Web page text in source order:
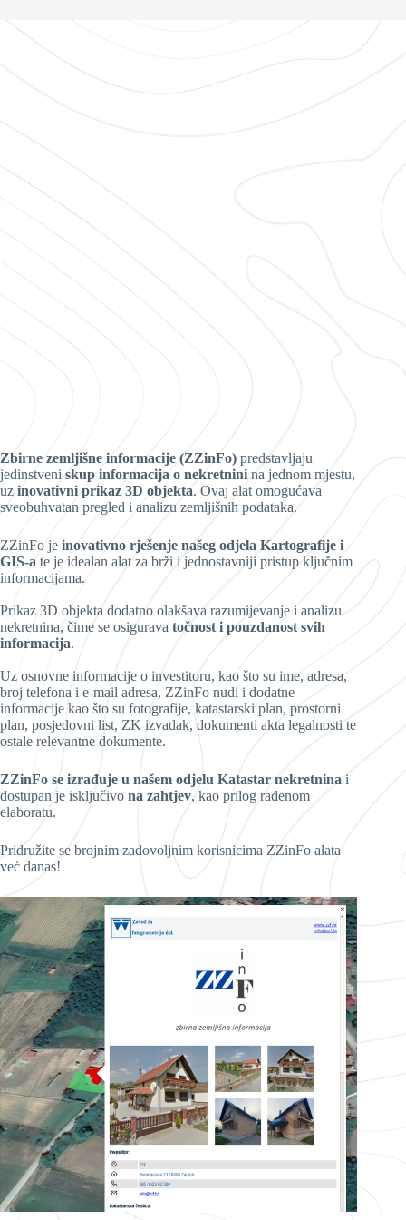
Zbirne zemljišne informacije (ZZinFo) predstavljaju
jedinstveniskup informacija o nekretnini na jednom mjestu,
uzinovativni prikaz 3D objekta. Ovaj alat omogućava
sveobuhvatan pregled i analizu zemljišnih podataka.
ZZinFo je inovativno rješenje našeg odjela Kartografije i
GIS-a te je idealan alat za brži i jednostavniji pristup ključnim
informacijama.
Prikaz 3D objekta dodatno olakšava razumijevanje i analizu
nekretnina, čime se osigurava točnost i pouzdanost svih
informacija.
Uz osnovne informacije o investitoru, kao što su ime, adresa,
broj telefona i e-mail adresa, ZZinFo nudi i dodatne
informacije kao što su fotografije, katastarski plan, prostorni
plan, posjedovni list, ZK izvadak, dokumenti akta legalnosti te
ostale relevantne dokumente.
ZZinFo se izrađuje u našem odjelu Katastar nekretnina i
dostupan je isključivo na zahtjev, kao prilog rađenom
elaboratu.
Pridružite se brojnim zadovoljnim korisnicima ZZinFo alata
već danas!